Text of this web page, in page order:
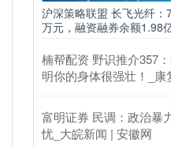
沪深策略联盟 长飞光纤
万元，融资融券余额1.98
楠帮配资 野识推介357
明你的身体很强壮！_康
富明证券 民调：政治暴
忧_大皖新闻 | 安徽网